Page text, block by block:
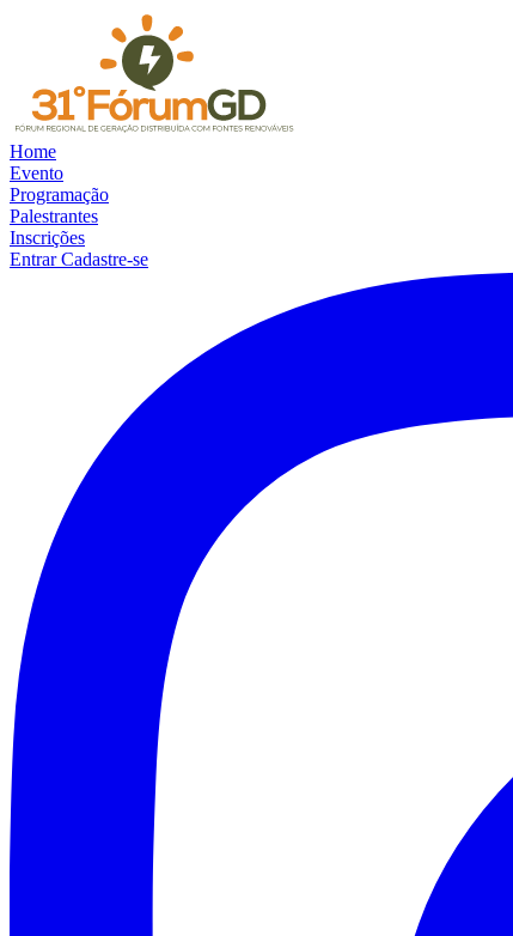
Home
Evento
Programação
Palestrantes
Inscrições
EntrarCadastre-se